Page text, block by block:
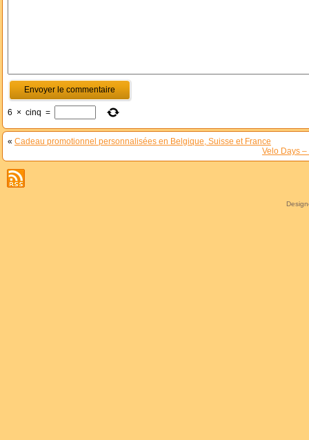
6 × cinq =
« Cadeau promotionnel personnalisées en Belgique, Suisse et France
Velo Days